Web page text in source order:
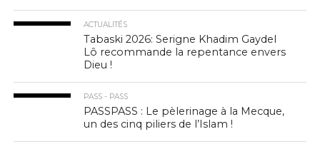
ACTUALITÉS
Tabaski 2026: Serigne Khadim Gaydel
Lô recommande la repentance envers
Dieu !
PASS - PASS
PASSPASS : Le pèlerinage à la Mecque,
un des cinq piliers de l’Islam !